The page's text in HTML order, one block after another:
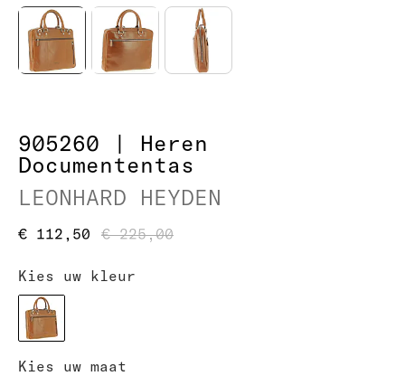
905260 | Heren
Documententas
LEONHARD HEYDEN
€ 225,00
€ 112,50
Kies uw kleur
Kies uw maat